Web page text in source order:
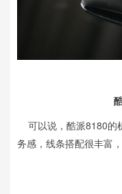
可以说，酷派8180的
务感，线条搭配很丰富